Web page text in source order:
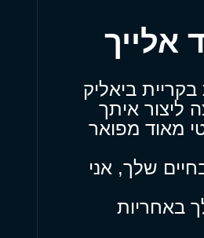
ביאליק
ליצור איתך
מאוד מפואר
שלך, אני
באחריות